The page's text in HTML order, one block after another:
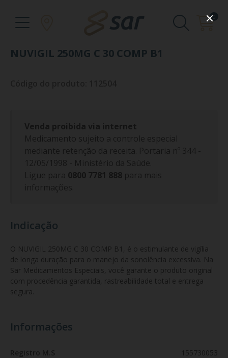
0
NUVIGIL 250MG C 30 COMP B1
Venda proibida via internet
Medicamento sujeito a controle especial
mediante retenção da receita. Portaria nº 344 -
12/05/1998 - Ministério da Saúde.
Ligue para 0800 7781 888 para mais
informações.
Indicação
O NUVIGIL 250MG C 30 COMP B1, é o estimulante de vigília
de longa duração para o manejo da sonolência excessiva. Na
Sar Medicamentos Especiais, você garante o produto original
com procedência garantida, rastreabilidade total e entrega
segura.
Informações
Registro M.S 155730053